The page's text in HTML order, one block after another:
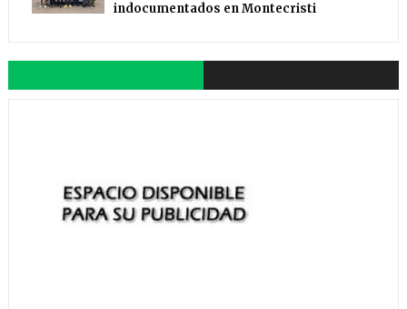
indocumentados en Montecristi